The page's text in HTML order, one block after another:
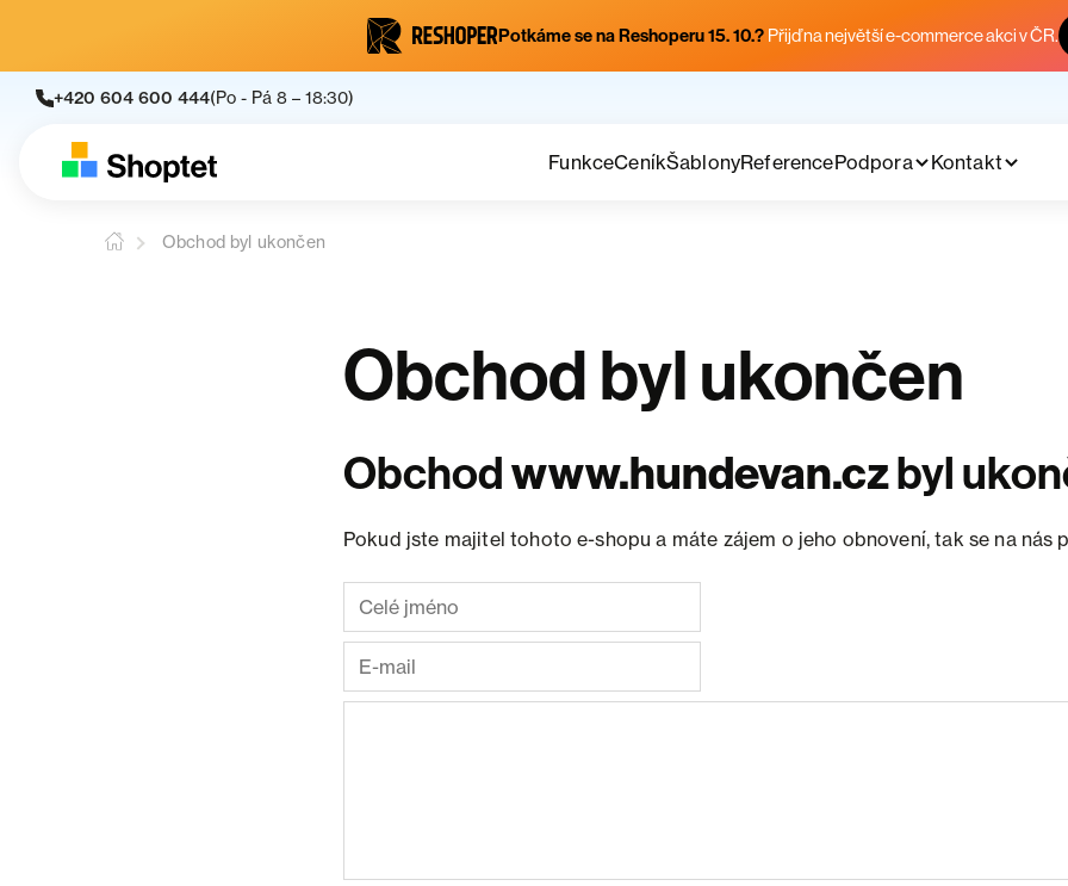
Potkáme se na Reshoperu 15. 10.? Přijď na největší e-commerce akci v ČR.
+420 604 600 444(Po - Pá 8 – 18:30)
FunkceCeníkŠablonyReferencePodpora Kontakt
Obchod byl ukončen
Obchod byl ukončen
Obchodwww.hundevan.czbyl
Pokud jste majitel tohoto e-shopu a máte zájem o jeho obnovení, tak se na nás